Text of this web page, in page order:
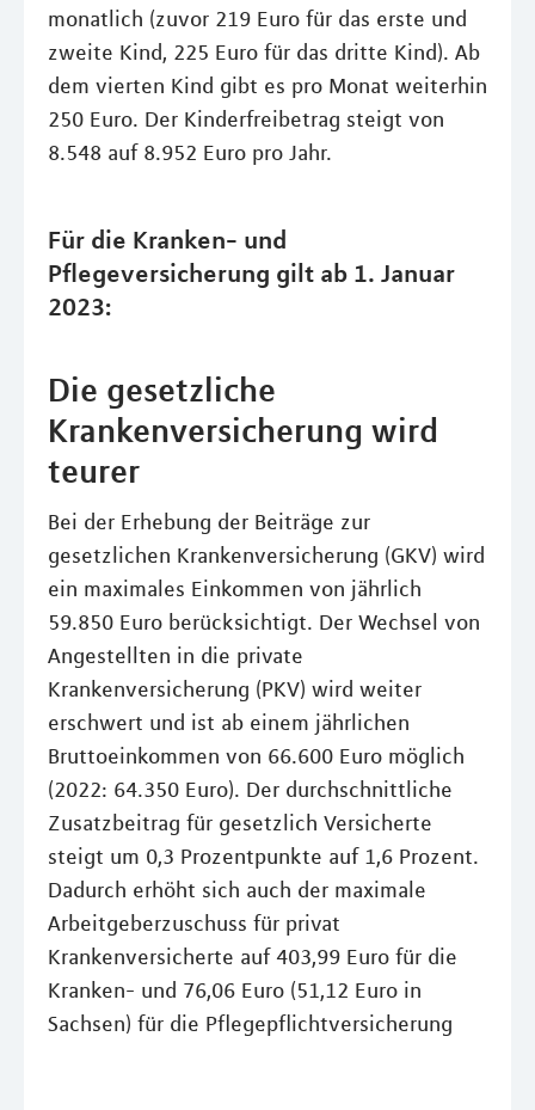
monatlich (zuvor 219 Euro für das erste und
zweite Kind, 225 Euro für das dritte Kind). Ab
dem vierten Kind gibt es pro Monat weiterhin
250 Euro. Der Kinderfreibetrag steigt von
8.548 auf 8.952 Euro pro Jahr.
Für die Kranken- und
Pflegeversicherung gilt ab 1. Januar
2023:
Die gesetzliche
Krankenversicherung wird
teurer
Bei der Erhebung der Beiträge zur
gesetzlichen Krankenversicherung (GKV) wird
ein maximales Einkommen von jährlich
59.850 Euro berücksichtigt. Der Wechsel von
Angestellten in die private
Krankenversicherung (PKV) wird weiter
erschwert und ist ab einem jährlichen
Bruttoeinkommen von 66.600 Euro möglich
(2022: 64.350 Euro). Der durchschnittliche
Zusatzbeitrag für gesetzlich Versicherte
steigt um 0,3 Prozentpunkte auf 1,6 Prozent.
Dadurch erhöht sich auch der maximale
Arbeitgeberzuschuss für privat
Krankenversicherte auf 403,99 Euro für die
Kranken- und 76,06 Euro (51,12 Euro in
Sachsen) für die Pflegepflichtversicherung